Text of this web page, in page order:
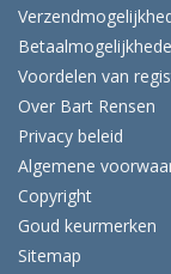
Voordelen van
Over Bart Rensen
Privacy beleid
Algemene
Copyright
Goud keurmerken
Sitemap